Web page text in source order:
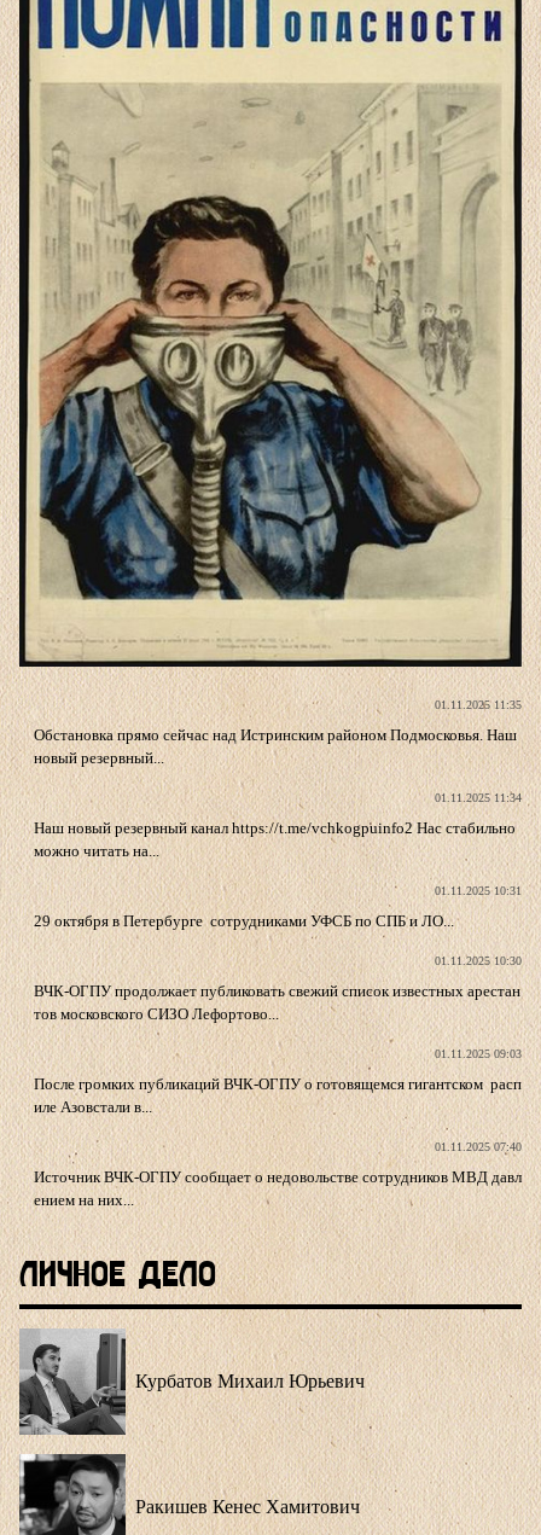
01.11.2025 11:35
Обстановка прямо сейчас над Истринским районом Подмосковья. Наш
новый резервный...
01.11.2025 11:34
Наш новый резервный канал https://t.me/vchkogpuinfo2 Нас стабильно
можно читать на...
01.11.2025 10:31
29 октября в Петербурге сотрудниками УФСБ по СПБ и ЛО...
01.11.2025 10:30
ВЧК-ОГПУ продолжает публиковать свежий список известных арестан
тов московского СИЗО Лефортово...
01.11.2025 09:03
После громких публикаций ВЧК-ОГПУ о готовящемся гигантском расп
иле Азовстали в...
01.11.2025 07:40
Источник ВЧК-ОГПУ сообщает о недовольстве сотрудников МВД давл
ением на них...
Личное Дело
Курбатов Михаил Юрьевич
Ракишев Кенес Хамитович